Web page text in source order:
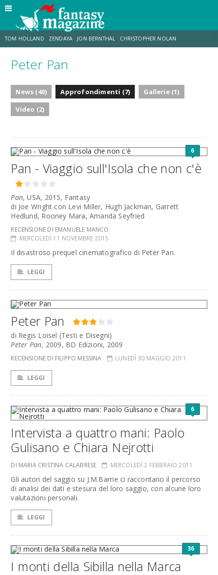
TOM HOLLAND ZENDAYA JON BERNTHAL CHRISTOPHER NOLAN
STRANIMONDI LUCCA COMICS & GAMES
DESTIN DANIEL CRETTON
Peter Pan
News (40) Approfondimenti (7)
Gallerie (1)
Video (2)
6
Pan - Viaggio sull'Isola che non c'è
Pan, USA, 2015, Fantasy
di Joe Wright con Levi Miller, Hugh Jackman, Garrett
Hedlund, Rooney Mara, Amanda Seyfried
RECENSIONE DI EMANUELE MANCO
MERCOLEDÌ 11 NOVEMBRE 2015
Il disastroso prequel cinematografico di Peter Pan.
LEGGI
Peter Pan
di Regis Loisel (Testi e Disegni)
Peter Pan, 2009, BD Edizioni, 2009
RECENSIONE DI FILIPPO MESSINA LUNEDÌ 30 MAGGIO 2011
LEGGI
6
Intervista a quattro mani: Paolo
Gulisano e Chiara Nejrotti
DI MARIA CRISTINA CALABRESE MERCOLEDÌ 2 FEBBRAIO 2011
Gli autori del saggio su J.M.Barrie ci raccontano il percorso
di analisi dei dati e stesura del loro saggio, con alcune loro
valutazioni personali.
LEGGI
36
I monti della Sibilla nella Marca